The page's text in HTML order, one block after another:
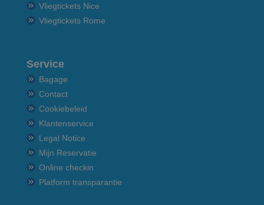
Vliegtickets Nice
Vliegtickets Rome
Service
Bagage
Contact
Cookiebeleid
Klantenservice
Legal Notice
Mijn Reservatie
Online checkin
Platform transparantie